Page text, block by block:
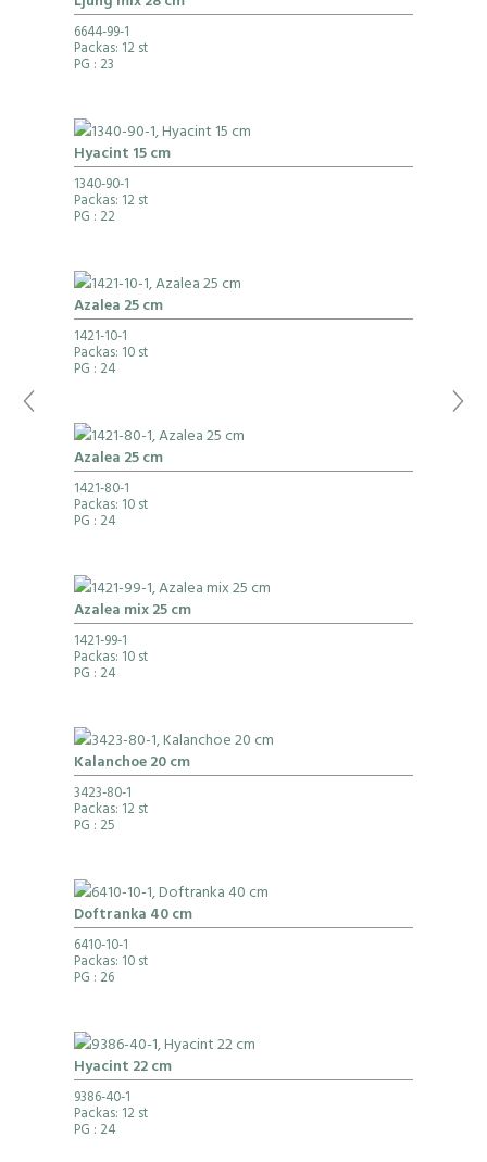
6644-99-1
Packas: 12 st
PG : 23
Hyacint 15 cm
1340-90-1
Packas: 12 st
PG : 22
Azalea 25 cm
1421-10-1
Packas: 10 st
PG : 24
Azalea 25 cm
1421-80-1
Packas: 10 st
PG : 24
Azalea mix 25 cm
1421-99-1
Packas: 10 st
PG : 24
Kalanchoe 20 cm
3423-80-1
Packas: 12 st
PG : 25
Doftranka 40 cm
6410-10-1
Packas: 10 st
PG : 26
Hyacint 22 cm
9386-40-1
Packas: 12 st
PG : 24